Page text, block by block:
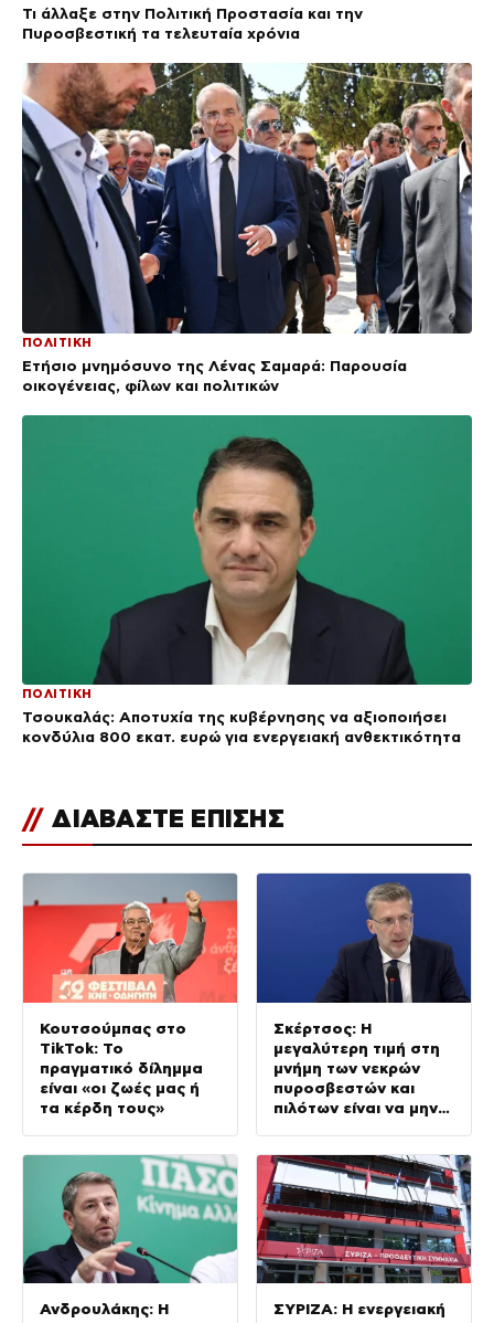
Τι άλλαξε στην Πολιτική Προστασία και την
Πυροσβεστική τα τελευταία χρόνια
ΠΟΛΙΤΙΚΗ
Ετήσιο μνημόσυνο της Λένας Σαμαρά: Παρουσία
οικογένειας, φίλων και πολιτικών
ΠΟΛΙΤΙΚΗ
Τσουκαλάς: Αποτυχία της κυβέρνησης να αξιοποιήσει
κονδύλια 800 εκατ. ευρώ για ενεργειακή ανθεκτικότητα
// ΔΙΑΒΑΣΤΕ ΕΠΙΣΗΣ
Κουτσούμπας στο
TikTok: Το
πραγματικό δίλημμα
είναι «οι ζωές μας ή
τα κέρδη τους»
Σκέρτσος: Η
μεγαλύτερη τιμή στη
μνήμη των νεκρών
πυροσβεστών και
πιλότων είναι να μην
πρόληψη
Ανδρουλάκης: Η
ΣΥΡΙΖΑ: Η ενεργειακή